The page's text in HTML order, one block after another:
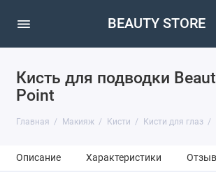
BEAUTY STORE
Кисть для подводки
Point
Главная Макияж Кисти Кисти для глаз
Описание Характеристики